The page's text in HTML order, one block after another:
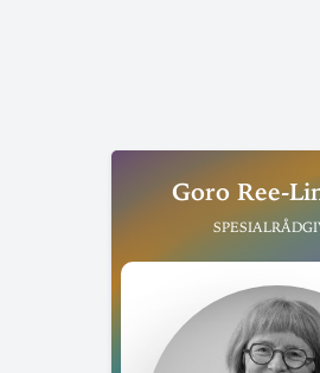
Goro Ree-